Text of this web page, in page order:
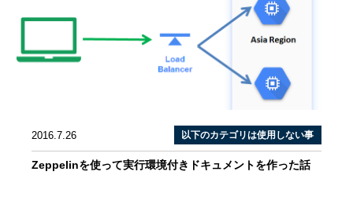
2016.7.26 以下のカテゴリは使用しない事
Zeppelinを使って実行環境付きドキュメントを作った話